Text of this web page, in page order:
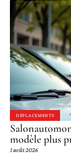
DÉPLACEMENTS
modèle plus
1 août 2026